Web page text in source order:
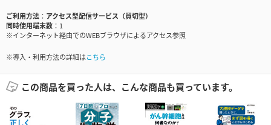
ご利用方法
アクセス型配信サービス（買切型）
同時使用端末数
1
※インターネット経由でのWEBブラウザによるアクセス参照
※導入・利用方法の詳細はこちら
この商品を買った人は、こんな商品も買っています。